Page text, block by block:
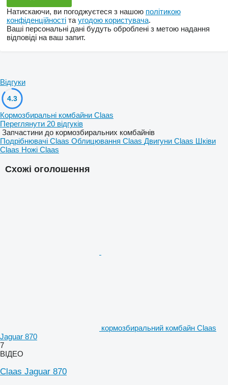
Натискаючи, ви погоджуєтеся з нашою політикою
конфіденційності та угодою користувача.
Ваші персональні дані будуть оброблені з метою надання
відповіді на ваш запит.
Схожі оголошення
кормозбиральний комбайн Claas
Jaguar 870
7
ВІДЕО
Claas Jaguar 870
Відгуки
4.3
Кормозбиральні комбайни Claas
Переглянути 20 відгуків
Запчастини до кормозбиральних комбайнів
Подрібнювачі Claas Облицювання Claas Двигуни Claas Шківи
Claas Ножі Claas